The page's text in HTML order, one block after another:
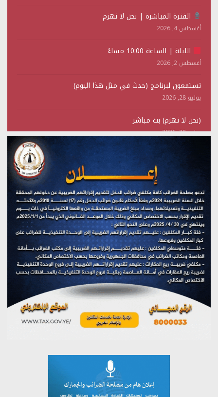
الفترة المباشرة | نحن لا نهزم
أغسطس 4, 2026
الليلة | الساعة 10:00 مساءً
أغسطس 2, 2026
تستمعون لبرنامج (حدث في مثل هذا اليوم)
يوليو 28, 2026
(نحن لا نهزم) بث مباشر
يوليو 28, 2026
تستمعون لبرنامج (هندسة الوهم)
مؤتمر صحفي لمركز عين الإنسانية حول جرائم تحالف العدوان
على اليمن
يوليو 27, 2026
تستمعون لبرنامج (مع السيد القائد)
يوليو 26, 2026
تستمعون لبرنامج (خبر وعلم)
يوليو 26, 2026